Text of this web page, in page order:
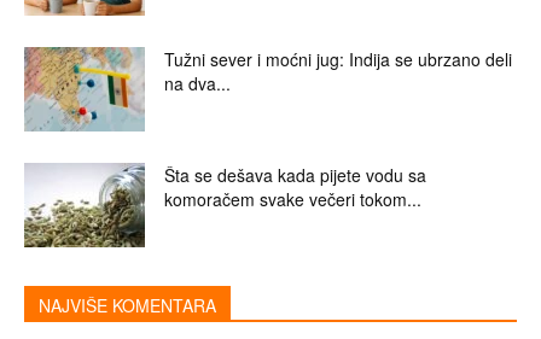
Tužni sever i moćni jug: Indija se ubrzano deli
na dva...
Šta se dešava kada pijete vodu sa
komoračem svake večeri tokom...
NAJVIŠE KOMENTARA